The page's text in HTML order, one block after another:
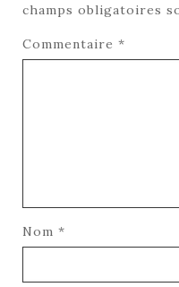
champs obligatoires
Commentaire *
Nom *